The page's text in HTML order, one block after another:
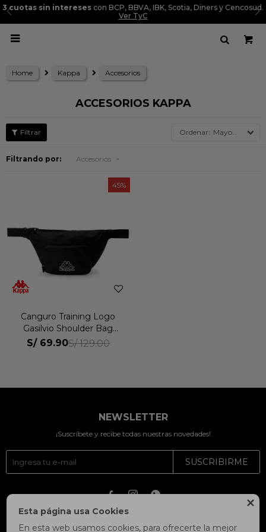

Esta página usa Cookies
En esta web usamos cookies, para ofrecerte la mejor
3 cuotas sin intereses con BCP, BBVA, IBK, Scotia, Diners y Cencosud.
Ver TyC

Home Kappa Accesorios
ACCESORIOS KAPPA
Mayor precio
Filtrando por: Accesorios
45
Canguro Training Logo
Gasilvio Shoulder Bag
Unisex
S/ 69.90S/ 129.00
NEWSLETTER
¡Suscríbete y recibe todas nuestras novedades!
SUSCRIBIRME
  